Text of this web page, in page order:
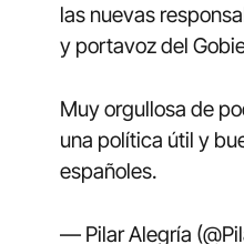
las nuevas
y portavoz del
Muy orgullosa de
una política útil y
españoles.
— Pilar Alegría